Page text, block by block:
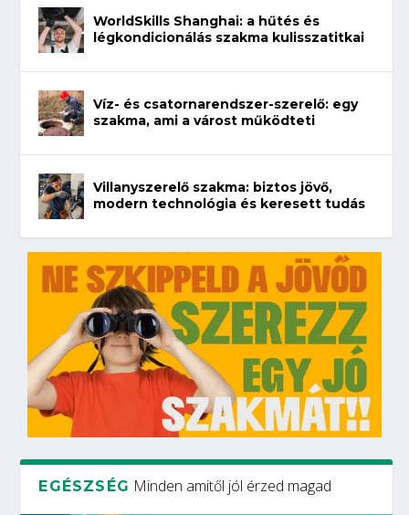
WorldSkills Shanghai: a hűtés és
légkondicionálás szakma kulisszatitkai
Víz- és csatornarendszer-szerelő: egy
szakma, ami a várost működteti
Villanyszerelő szakma: biztos jövő,
modern technológia és keresett tudás
EGÉSZSÉG Minden amitől jól érzed magad